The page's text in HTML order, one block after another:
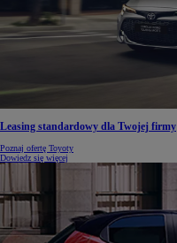
Leasing standardowy dla Twojej firmy
Poznaj ofertę Toyoty
Dowiedz się więcej